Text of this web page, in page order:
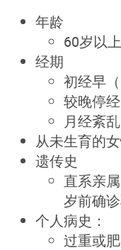
年龄
60岁以
经期
初经早（
较晚停经
月经紊乱
从未生育的
遗传史
直系亲
岁前确
个人病史：
过重或